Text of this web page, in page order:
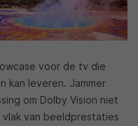
voor de tv die
kan leveren. Jammer
om Dolby Vision niet
van beeldprestaties